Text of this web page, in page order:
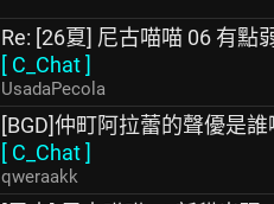
Re: [26夏] 尼古喵喵 06 有點
[ C_Chat]
UsadaPecola
[BGD]仲町阿拉蕾的聲優是誰
[ C_Chat]
qweraakk